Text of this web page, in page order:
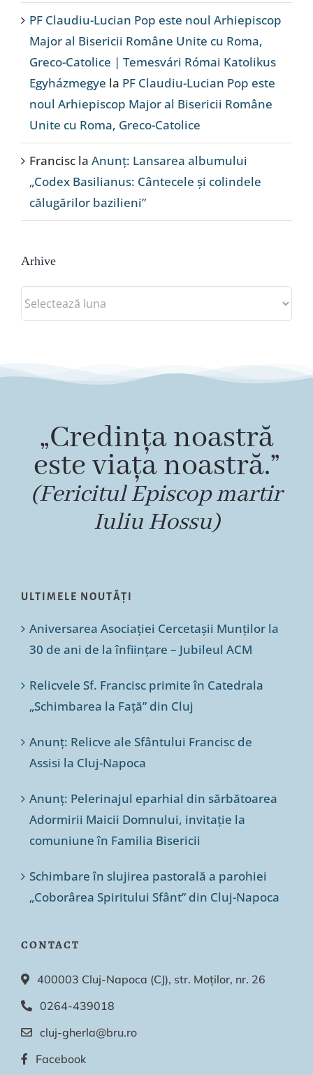
PF Claudiu-Lucian Pop este noul Arhiepiscop
Major al Bisericii Române Unite cu Roma,
Greco-Catolice | Temesvári Római Katolikus
Egyházmegye la PF Claudiu-Lucian Pop este
noul Arhiepiscop Major al Bisericii Române
Unite cu Roma, Greco-Catolice
Francisc la Anunț: Lansarea albumului
„Codex Basilianus: Cântecele și colindele
călugărilor bazilieni”
Arhive
Arhive
„Credința noastră
este viața noastră.”
(Fericitul Episcop martir
Iuliu Hossu)
ULTIMELE NOUTĂȚI
Aniversarea Asociației Cercetașii Munților la
30 de ani de la înființare – Jubileul ACM
Relicvele Sf. Francisc primite în Catedrala
„Schimbarea la Față” din Cluj
Anunț: Relicve ale Sfântului Francisc de
Assisi la Cluj-Napoca
Anunț: Pelerinajul eparhial din sărbătoarea
Adormirii Maicii Domnului, invitație la
comuniune în Familia Bisericii
Schimbare în slujirea pastorală a parohiei
„Coborârea Spiritului Sfânt” din Cluj-Napoca
CONTACT
400003 Cluj-Napoca (CJ), str. Moților, nr. 26
0264-439018
cluj-gherla@bru.ro
Facebook